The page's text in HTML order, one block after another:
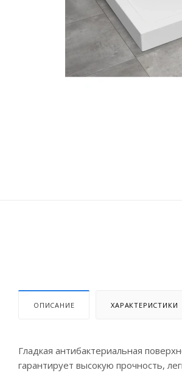
ОПИСАНИЕ ХАРАКТЕРИСТИКИ
Гладкая антибактериальная
гарантирует высокую прочность,